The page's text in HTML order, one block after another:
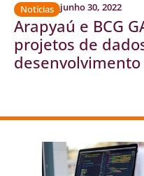
Notícias junho 30, 2022
Arapyaú e BCG
projetos de